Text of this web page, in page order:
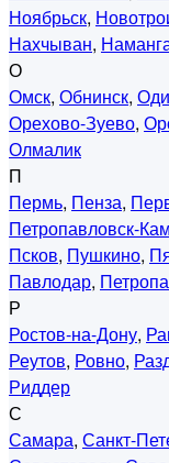
Ноябрьск,
Нахчыван,
О
Омск, Обнинск,
Орехово-Зуево,
Олмалик
П
Пермь, Пенза,
Петропавловск-
Псков, Пушкино,
Павлодар,
Р
Ростов-на-Дону,
Реутов, Ровно,
Риддер
С
Самара, Санкт-